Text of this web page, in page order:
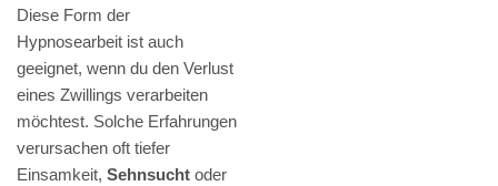
Diese Form der
Hypnosearbeit ist auch
geeignet, wenn du den Verlust
eines Zwillings verarbeiten
möchtest. Solche Erfahrungen
verursachen oft tiefer
Einsamkeit, Sehnsucht oder